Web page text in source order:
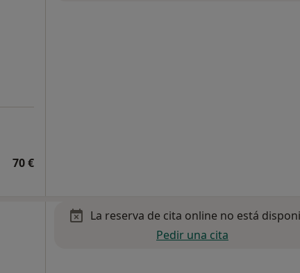
70 €
La reserva de cita online no está
Pedir una cita